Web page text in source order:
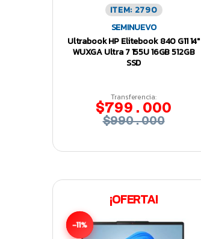
ITEM: 2790
SEMINUEVO
Ultrabook HP Elitebook 840 G11 14″
WUXGA Ultra 7 155U 16GB 512GB
SSD
Transferencia:
$799.000
$990.000
¡OFERTA!
-11%